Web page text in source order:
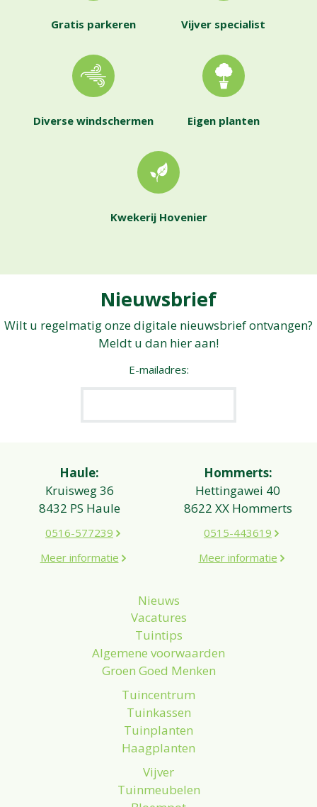
Gratis parkeren Vijver specialist
Diverse windschermen Eigen planten
Kwekerij Hovenier
Nieuwsbrief
Wilt u regelmatig onze digitale nieuwsbrief ontvangen?
Meldt u dan hier aan!
E-mailadres:
Haule:
Kruisweg 36
8432 PS Haule
0516-577239
Meer informatie
Hommerts:
Hettingawei 40
8622 XX Hommerts
0515-443619
Meer informatie
Nieuws
Vacatures
Tuintips
Algemene voorwaarden
Groen Goed Menken
Tuincentrum
Tuinkassen
Tuinplanten
Haagplanten
Vijver
Tuinmeubelen